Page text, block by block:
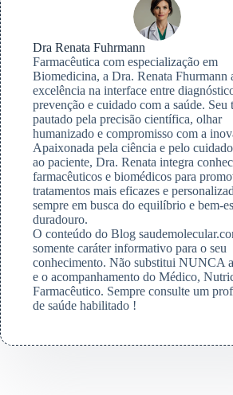
Dra Renata Fuhrmann
Farmacêutica com especialização em
Biomedicina, a Dra. Renata Fhurmann
excelência na interface entre
prevenção e cuidado com a saúde. Seu
pautado pela precisão científica, olhar
humanizado e compromisso com a
Apaixonada pela ciência e pelo
ao paciente, Dra. Renata integra
farmacêuticos e biomédicos para
tratamentos mais eficazes e
sempre em busca do equilíbrio e bem-
duradouro.
O conteúdo do Blog
somente caráter informativo para o seu
conhecimento. Não substitui NUNCA
e o acompanhamento do Médico,
Farmacêutico. Sempre consulte um
de saúde habilitado !